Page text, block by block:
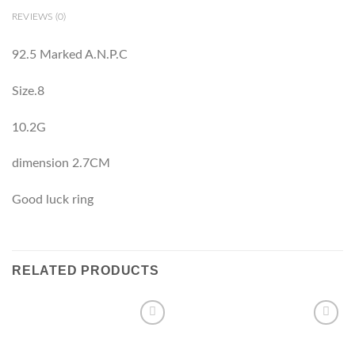
REVIEWS (0)
92.5 Marked A.N.P.C
Size.8
10.2G
dimension 2.7CM
Good luck ring
RELATED PRODUCTS